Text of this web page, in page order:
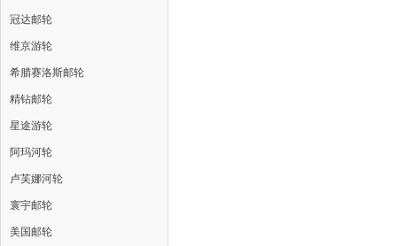
冠达邮轮
维京游轮
希腊赛洛斯邮轮
精钻邮轮
星途游轮
阿玛河轮
卢芙娜河轮
寰宇邮轮
美国邮轮